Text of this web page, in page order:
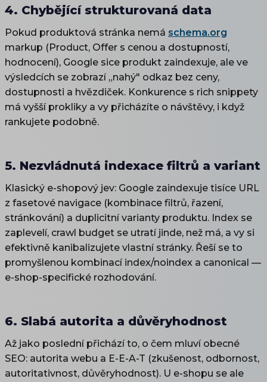
4. Chybějící strukturovaná data
Pokud produktová stránka nemá schema.org
markup (Product, Offer s cenou a dostupností,
hodnocení), Google sice produkt zaindexuje, ale ve
výsledcích se zobrazí „nahý" odkaz bez ceny,
dostupnosti a hvězdiček. Konkurence s rich snippety
má vyšší prokliky a vy přicházíte o návštěvy, i když
rankujete podobně.
5. Nezvládnutá indexace filtrů a variant
Klasický e-shopový jev: Google zaindexuje tisíce URL
z fasetové navigace (kombinace filtrů, řazení,
stránkování) a duplicitní varianty produktu. Index se
zaplevelí, crawl budget se utratí jinde, než má, a vy si
efektivně kanibalizujete vlastní stránky. Řeší se to
promyšlenou kombinací index/noindex a canonical —
e-shop-specifické rozhodování.
6. Slabá autorita a důvěryhodnost
Až jako poslední přichází to, o čem mluví obecné
SEO: autorita webu a E-E-A-T (zkušenost, odbornost,
autoritativnost, důvěryhodnost). U e-shopu se ale